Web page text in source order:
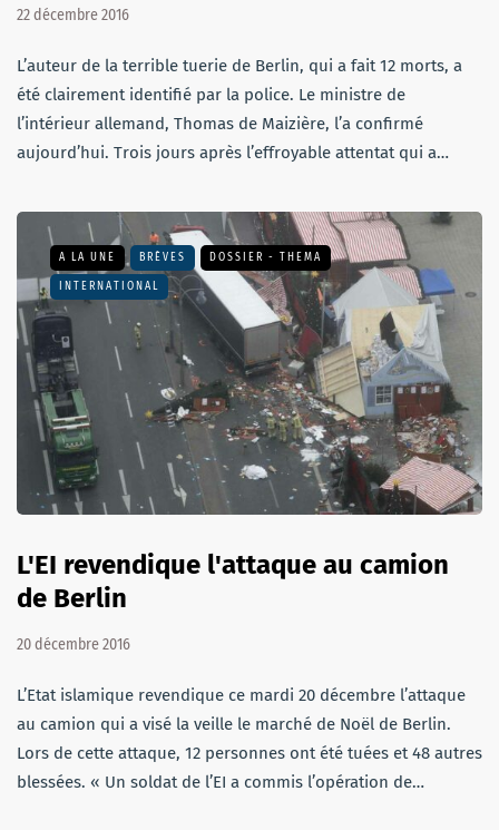
22 décembre 2016
L’auteur de la terrible tuerie de Berlin, qui a fait 12 morts, a
été clairement identifié par la police. Le ministre de
l’intérieur allemand, Thomas de Maizière, l’a confirmé
aujourd’hui. Trois jours après l’effroyable attentat qui a…
A LA UNE BRÈVES DOSSIER - THEMA
INTERNATIONAL
L'EI revendique l'attaque au camion
de Berlin
20 décembre 2016
L’Etat islamique revendique ce mardi 20 décembre l’attaque
au camion qui a visé la veille le marché de Noël de Berlin.
Lors de cette attaque, 12 personnes ont été tuées et 48 autres
blessées. « Un soldat de l’EI a commis l’opération de…